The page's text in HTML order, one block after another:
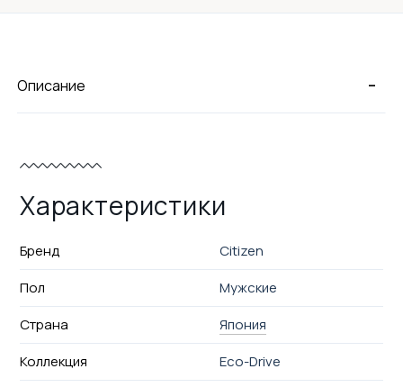
-
Описание
Характеристики
Бренд
Citizen
Пол
Мужские
Страна
Япония
Коллекция
Eco-Drive